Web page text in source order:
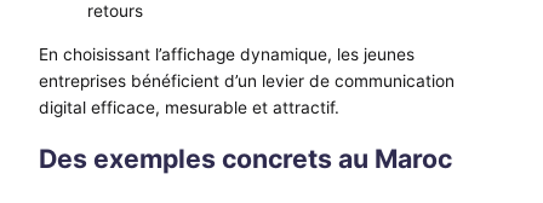
retours
En choisissant l’affichage dynamique, les jeunes
entreprises bénéficient d’un levier de communication
digital efficace, mesurable et attractif.
Des exemples concrets au Maroc